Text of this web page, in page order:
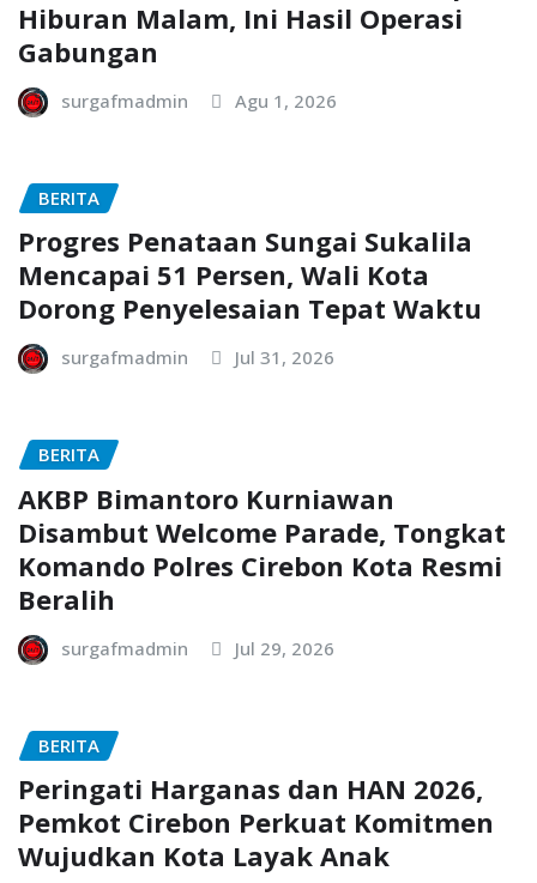
Hiburan Malam, Ini Hasil Operasi
Gabungan
surgafmadmin Agu 1, 2026
BERITA
Progres Penataan Sungai Sukalila
Mencapai 51 Persen, Wali Kota
Dorong Penyelesaian Tepat Waktu
surgafmadmin Jul 31, 2026
BERITA
AKBP Bimantoro Kurniawan
Disambut Welcome Parade, Tongkat
Komando Polres Cirebon Kota Resmi
Beralih
surgafmadmin Jul 29, 2026
BERITA
Peringati Harganas dan HAN 2026,
Pemkot Cirebon Perkuat Komitmen
Wujudkan Kota Layak Anak